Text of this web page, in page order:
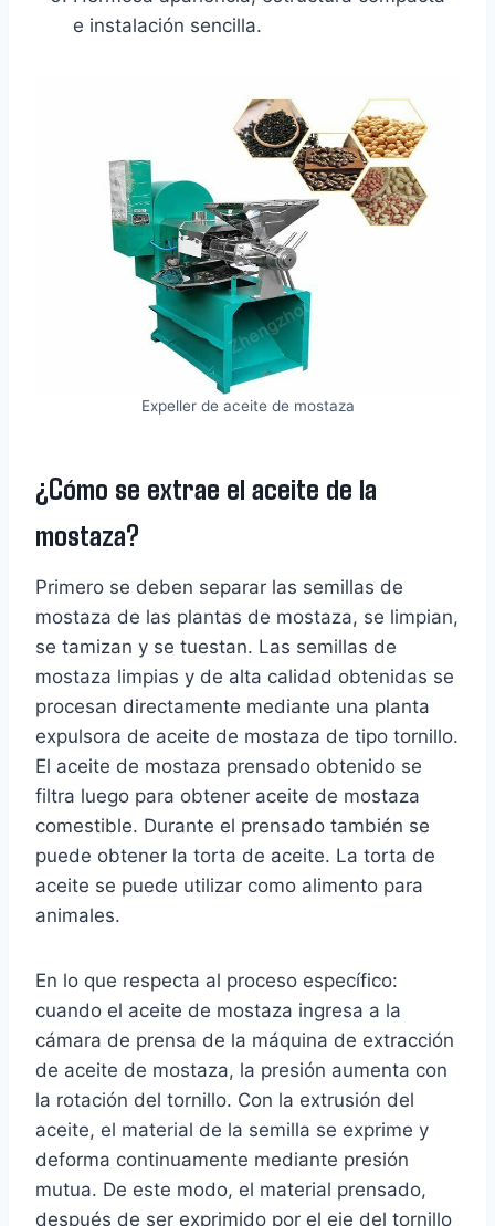
e instalación sencilla.
Expeller de aceite de mostaza
¿Cómo se extrae el aceite de la
mostaza?
Primero se deben separar las semillas de
mostaza de las plantas de mostaza, se limpian,
se tamizan y se tuestan. Las semillas de
mostaza limpias y de alta calidad obtenidas se
procesan directamente mediante una planta
expulsora de aceite de mostaza de tipo tornillo.
El aceite de mostaza prensado obtenido se
filtra luego para obtener aceite de mostaza
comestible. Durante el prensado también se
puede obtener la torta de aceite. La torta de
aceite se puede utilizar como alimento para
animales.
En lo que respecta al proceso específico:
cuando el aceite de mostaza ingresa a la
cámara de prensa de la máquina de extracción
de aceite de mostaza, la presión aumenta con
la rotación del tornillo. Con la extrusión del
aceite, el material de la semilla se exprime y
deforma continuamente mediante presión
mutua. De este modo, el material prensado,
después de ser exprimido por el eje del tornillo